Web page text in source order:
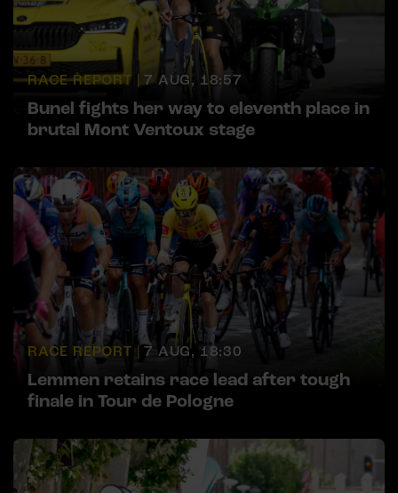
RACE REPORT | 7 AUG, 18:57
Bunel fights her way to eleventh place in
brutal Mont Ventoux stage
RACE REPORT | 7 AUG, 18:30
Lemmen retains race lead after tough
finale in Tour de Pologne